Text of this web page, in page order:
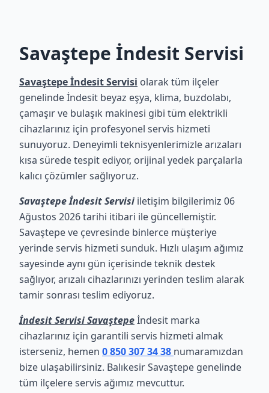
Savaştepe İndesit Servisi
Savaştepe İndesit Servisi olarak tüm ilçeler
genelinde İndesit beyaz eşya, klima, buzdolabı,
çamaşır ve bulaşık makinesi gibi tüm elektrikli
cihazlarınız için profesyonel servis hizmeti
sunuyoruz. Deneyimli teknisyenlerimizle arızaları
kısa sürede tespit ediyor, orijinal yedek parçalarla
kalıcı çözümler sağlıyoruz.
Savaştepe İndesit Servisi iletişim bilgilerimiz 06
Ağustos 2026 tarihi itibari ile güncellemiştir.
Savaştepe ve çevresinde binlerce müşteriye
yerinde servis hizmeti sunduk. Hızlı ulaşım ağımız
sayesinde aynı gün içerisinde teknik destek
sağlıyor, arızalı cihazlarınızı yerinden teslim alarak
tamir sonrası teslim ediyoruz.
İndesit Servisi Savaştepeİndesit marka
cihazlarınız için garantili servis hizmeti almak
isterseniz, hemen 0 850 307 34 38 numaramızdan
bize ulaşabilirsiniz. Balıkesir Savaştepe genelinde
tüm ilçelere servis ağımız mevcuttur.